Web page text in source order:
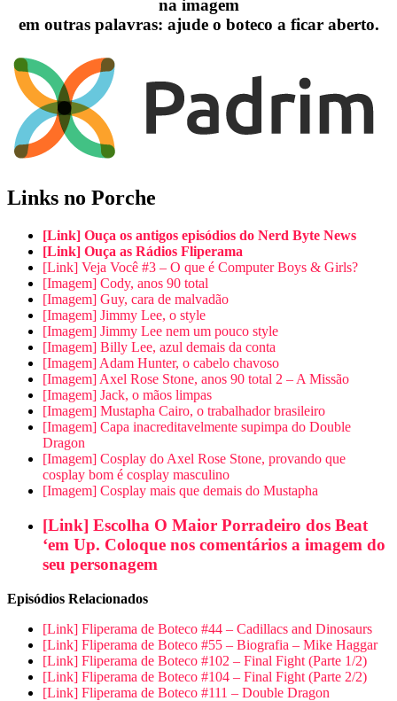
na imagem
em outras palavras: ajude o boteco a ficar aberto.
Links no Porche
[Link] Ouça os antigos episódios do Nerd Byte News
[Link] Ouça as Rádios Fliperama
[Link] Veja Você #3 – O que é Computer Boys & Girls?
[Imagem] Cody, anos 90 total
[Imagem] Guy, cara de malvadão
[Imagem] Jimmy Lee, o style
[Imagem] Jimmy Lee nem um pouco style
[Imagem] Billy Lee, azul demais da conta
[Imagem] Adam Hunter, o cabelo chavoso
[Imagem] Axel Rose Stone, anos 90 total 2 – A Missão
[Imagem] Jack, o mãos limpas
[Imagem] Mustapha Cairo, o trabalhador brasileiro
[Imagem] Capa inacreditavelmente supimpa do Double
Dragon
[Imagem] Cosplay do Axel Rose Stone, provando que
cosplay bom é cosplay masculino
[Imagem] Cosplay mais que demais do Mustapha
[Link] Escolha O Maior Porradeiro dos Beat
‘em Up. Coloque nos comentários a imagem do
seu personagem
Episódios Relacionados
[Link] Fliperama de Boteco #44 – Cadillacs and Dinosaurs
[Link] Fliperama de Boteco #55 – Biografia – Mike Haggar
[Link] Fliperama de Boteco #102 – Final Fight (Parte 1/2)
[Link] Fliperama de Boteco #104 – Final Fight (Parte 2/2)
[Link] Fliperama de Boteco #111 – Double Dragon